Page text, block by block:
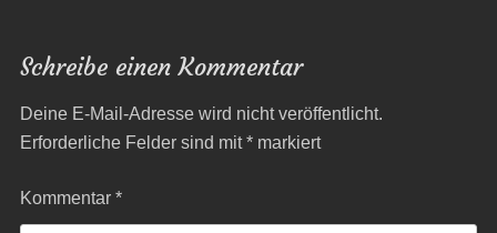
Schreibe einen Kommentar
Deine E-Mail-Adresse wird nicht veröffentlicht.
Erforderliche Felder sind mit*markiert
Kommentar *